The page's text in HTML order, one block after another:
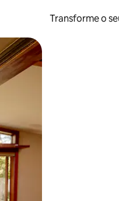
Transforme o